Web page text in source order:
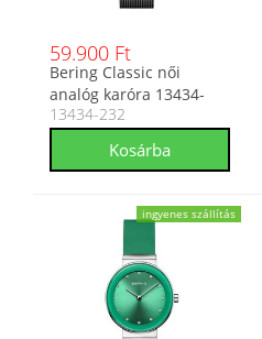
59.900 Ft
Bering Classic női
analóg karóra 13434-
232
13434-232
ingyenes szállítás